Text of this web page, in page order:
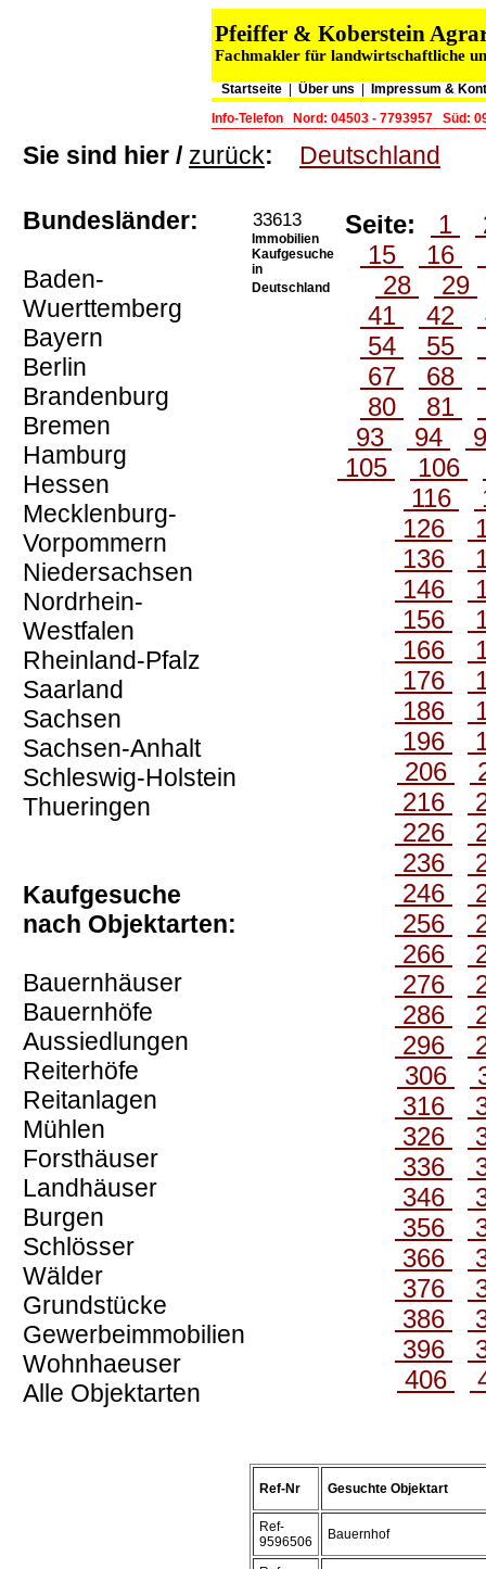
Pfeiffer & Koberstein
Fachmakler für landwirtschaftliche
Startseite Über uns
Impressum &
Info-Telefon
Nord: 04503 - 7793957 Süd:
Sie sind hier / zurück: Deutschland
Bundesländer:
Baden-
Wuerttemberg
Bayern
Berlin
Brandenburg
Bremen
Hamburg
Hessen
Mecklenburg-
Vorpommern
Niedersachsen
Nordrhein-
Westfalen
Rheinland-Pfalz
Saarland
Sachsen
Sachsen-Anhalt
Schleswig-Holstein
Thueringen
Kaufgesuche
nach Objektarten:
Bauernhäuser
Bauernhöfe
Aussiedlungen
Reiterhöfe
Reitanlagen
Mühlen
Forsthäuser
Landhäuser
Burgen
Schlösser
Wälder
Grundstücke
Gewerbeimmobilien
Wohnhaeuser
Alle Objektarten
33613
Immobilien
Kaufgesuche
in
Deutschland
Seite: 1
15
16
28
29
41
42
54
55
67
68
80
81
93
94
105
106
116
126
136
146
156
166
176
186
196
206
216
226
236
246
256
266
276
286
296
306
316
326
336
346
356
366
376
386
396
406
Ref-Nr Gesuchte Objektart
Ref-
9596506
Bauernhof